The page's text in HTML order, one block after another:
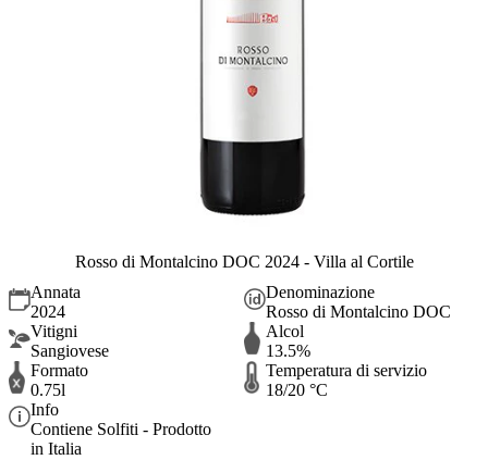
Rosso di Montalcino DOC 2024 - Villa al Cortile
Annata
2024
Denominazione
Rosso di Montalcino DOC
Vitigni
Sangiovese
Alcol
13.5%
Formato
0.75l
Temperatura di servizio
18/20 °C
Info
Contiene Solfiti - Prodotto
in Italia